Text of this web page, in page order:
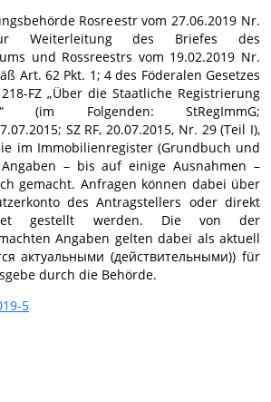
Rosreestr vom 27.06.2019 Nr.
Weiterleitung des Briefes des
und Rossreestrs vom 19.02.2019 Nr.
Art. 62 Pkt. 1; 4 des Föderalen Gesetzes
FZ „Über die Staatliche Registrierung
(im Folgenden: StRegImmG;
SZ RF, 20.07.2015, Nr. 29 (Teil I),
im Immobilienregister (Grundbuch und
– bis auf einige Ausnahmen –
gemacht. Anfragen können dabei über
des Antragstellers oder direkt
gestellt werden. Die von der
Angaben gelten dabei als aktuell
актуальными (действительными)) für
durch die Behörde.
5